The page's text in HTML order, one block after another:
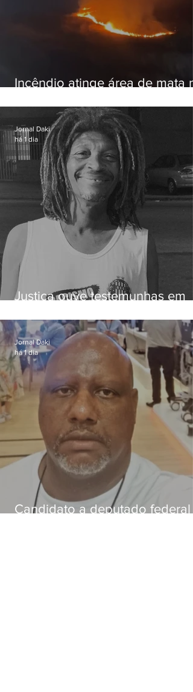
Incêndio atinge área de mata
Iguaçu
Justiça ouve testemunhas em
dívida de R$ 25
Jornal Daki
há 1 dia
Candidato a deputado federal
Jornal Daki
há 1 dia